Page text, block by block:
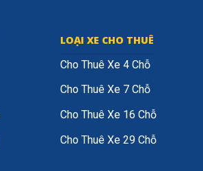
LOẠI XE CHO THUÊ
Cho Thuê Xe 4 Chỗ
Cho Thuê Xe 7 Chỗ
Cho Thuê Xe 16 Chỗ
Cho Thuê Xe 29 Chỗ